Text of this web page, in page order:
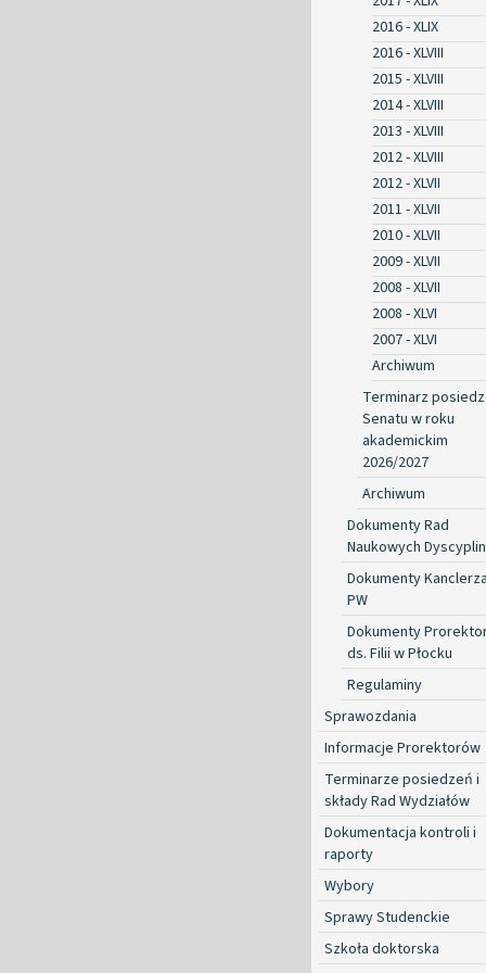
2016 - XLIX
2016 - XLVIII
2015 - XLVIII
2014 - XLVIII
2013 - XLVIII
2012 - XLVIII
2012 - XLVII
2011 - XLVII
2010 - XLVII
2009 - XLVII
2008 - XLVII
2008 - XLVI
2007 - XLVI
Archiwum
Terminarz
Senatu w roku
akademickim
2026/2027
Archiwum
Dokumenty Rad
Naukowych Dyscyplin
Dokumenty
PW
Dokumenty
ds. Filii w Płocku
Regulaminy
Sprawozdania
Informacje Prorektorów
Terminarze posiedzeń i
składy Rad Wydziałów
Dokumentacja kontroli i
raporty
Wybory
Sprawy Studenckie
Szkoła doktorska